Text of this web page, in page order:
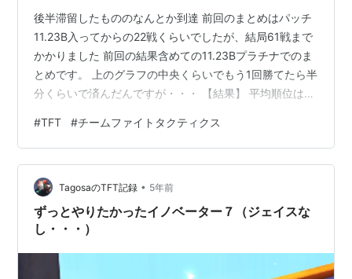
後半滞留したもののなんとか到達 前回のまとめはパッチ
11.23B入ってからの22戦くらいでしたが、結局61戦まで
かかりました 前回の結果含めての11.23Bプラチナでのま
とめです。 上のグラフの中央くらいでもう1回勝てたら半
分くらいで済んだんですが・・・ 【結果】 平均順位は22
ここ数日前からいろんな方が編成のまとめだったり動画
だったりを出してくださっているおかげです 8位を取る
ことがだいぶ減りました。 その分取った時のダメージは
かなり大きいです。 【編成別】 記事にもしたイノベータ
ーは結局あれっきり来てくれません インペリアルが…
#TFT #チームファイトタクティクス
TagosaのTFT記録 • 5年前
ずっとやりたかったイノベーター７（ジェイスな
し・・・）